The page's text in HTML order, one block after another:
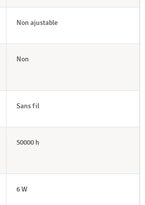
Non ajustable
Non
Sans fil
50000 h
6 W